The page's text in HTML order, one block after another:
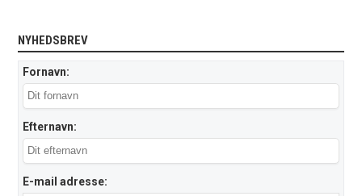
NYHEDSBREV
Fornavn:
Efternavn:
E-mail adresse: